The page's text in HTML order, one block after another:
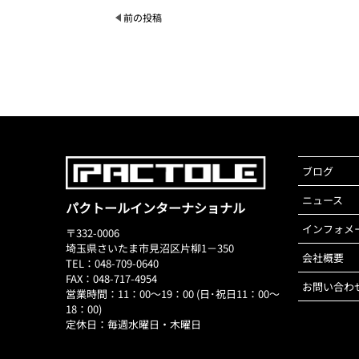
前の投稿
パクトールインターナショナル
〒332-0006
埼玉県さいたま市見沼区片柳1－350
TEL：048-709-0640
FAX：048-717-4954
営業時間：11：00～19：00 (日･祝日11：00～
18：00)
定休日：毎週水曜日・木曜日
ブログ
ニュース
インフォメ
会社概要
お問い合わ